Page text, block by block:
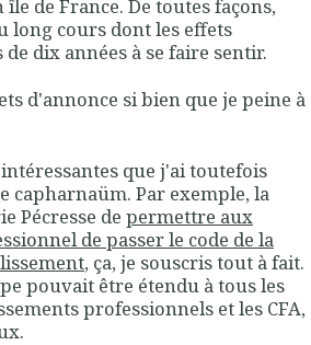
île de France. De toutes façons,
long cours dont les effets
dix années à se faire sentir.
d'annonce si bien que je peine à
que j'ai toutefois
capharnaüm. Par exemple, la
Pécresse de permettre aux
de passer le code de la
, ça, je souscris tout à fait.
pouvait être étendu à tous les
professionnels et les CFA,